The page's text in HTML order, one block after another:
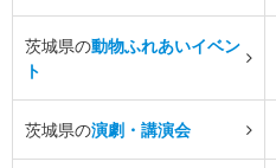
茨城県の動物ふれあいイベン
ト
茨城県の演劇・講演会